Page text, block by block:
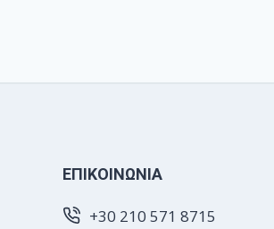
EΠΙΚΟΙΝΩΝΙΑ
+30 210 571 8715